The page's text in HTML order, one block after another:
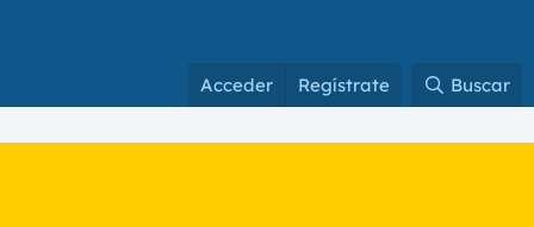
Acceder Regístrate Buscar